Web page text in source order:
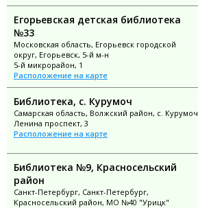
Егорьевская детская библиотека
№33
Московская область, Егорьевск городской
округ, Егорьевск, 5-й м-н
5-й микрорайон, 1
Расположение на карте
Библиотека, с. Курумоч
Самарская область, Волжский район, с. Курумоч
Ленина проспект, 3
Расположение на карте
Библиотека №9, Красносельский
район
Санкт-Петербург, Санкт-Петербург,
Красносельский район, МО №40 "Урицк"